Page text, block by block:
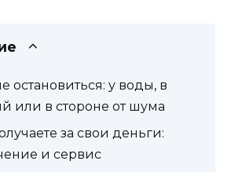
остановиться: у воды, в
или в стороне от шума
за свои деньги:
и сервис